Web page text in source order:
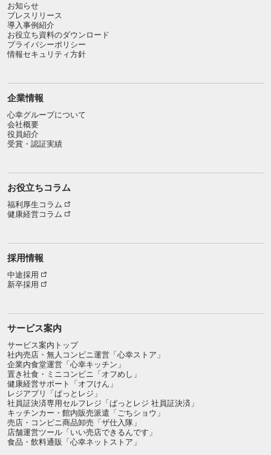
お知らせ
プレスリリース
導入事例紹介
お役立ち資料のダウンロード
プライバシーポリシー
情報セキュリティ方針
企業情報
心幸グループについて
会社概要
役員紹介
受賞・認証実績
お役立ちコラム
福利厚生コラム
健康経営コラム
採用情報
中途採用
新卒採用
サービス案内
サービス案内トップ
社内売店・無人コンビニ運営「心幸ストア」
企業内食堂運営「心幸キッチン」
置き社食・ミニコンビニ「オフめし」
健康経営サポート「オフけん」
レジアプリ「ぱっとレジ」
社員証決済専用セルフレジ「ぱっとレジ 社員証決済」
キッチンカー・館内販売派遣「ごちショウ」
売店・コンビニ商品卸売「ザ仕入隊」
店舗運営ツール「いい売店できるんです」
食品・飲料通販「心幸ネットストア」